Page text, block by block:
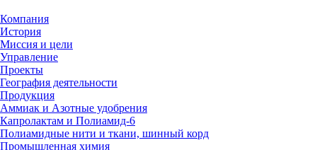
Компания
История
Миссия и цели
Управление
Проекты
География деятельности
Продукция
Аммиак и Азотные удобрения
Капролактам и Полиамид-6
Полиамидные нити и ткани, шинный корд
Промышленная химия